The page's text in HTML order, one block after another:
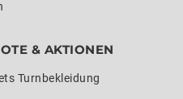
& AKTIONEN
Turnbekleidung